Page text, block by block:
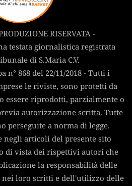
RISERVATA -
testata giornalistica registrata
di S.Maria C.V.
n° 868 del 22/11/2018 - Tutti i
le riviste, sono protetti da
essere riprodotti, parzialmente o
autorizzazione scritta. Tutte
perseguite a norma di legge.
negli articoli del presente sito
di vista dei rispettivi autori che
la responsabilità delle
loro scritti e dell'utilizzo delle